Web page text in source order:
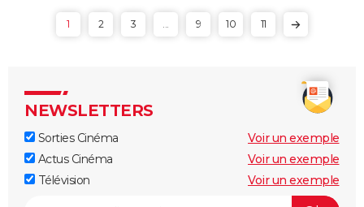
1 2 3 9 10 11
NEWSLETTERS
Sorties Cinéma
Voir un exemple
Actus Cinéma
Voir un exemple
Télévision
Voir un exemple